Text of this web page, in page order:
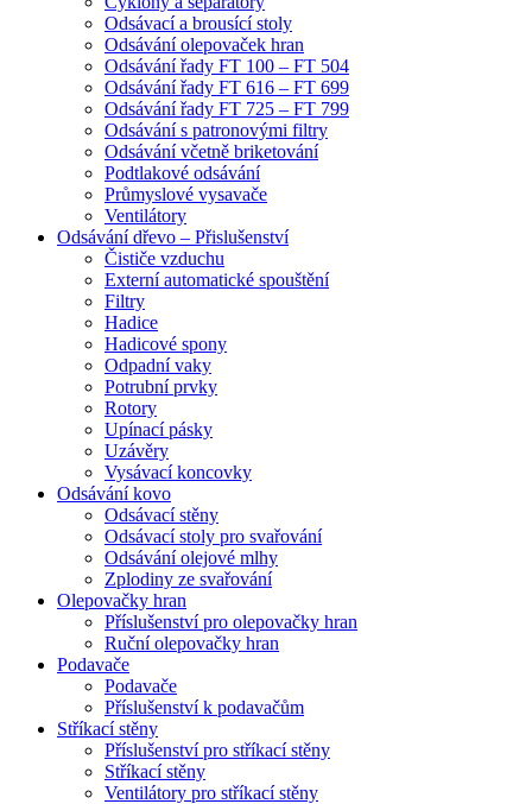
Odsávací a brousící stoly
Odsávání olepovaček hran
Odsávání řady FT 100 – FT 504
Odsávání řady FT 616 – FT 699
Odsávání řady FT 725 – FT 799
Odsávání s patronovými filtry
Odsávání včetně briketování
Podtlakové odsávání
Průmyslové vysavače
Ventilátory
Odsávání dřevo – Přislušenství
Čističe vzduchu
Externí automatické spouštění
Filtry
Hadice
Hadicové spony
Odpadní vaky
Potrubní prvky
Rotory
Upínací pásky
Uzávěry
Vysávací koncovky
Odsávání kovo
Odsávací stěny
Odsávací stoly pro svařování
Odsávání olejové mlhy
Zplodiny ze svařování
Olepovačky hran
Příslušenství pro olepovačky hran
Ruční olepovačky hran
Podavače
Podavače
Příslušenství k podavačům
Stříkací stěny
Příslušenství pro stříkací stěny
Stříkací stěny
Ventilátory pro stříkací stěny